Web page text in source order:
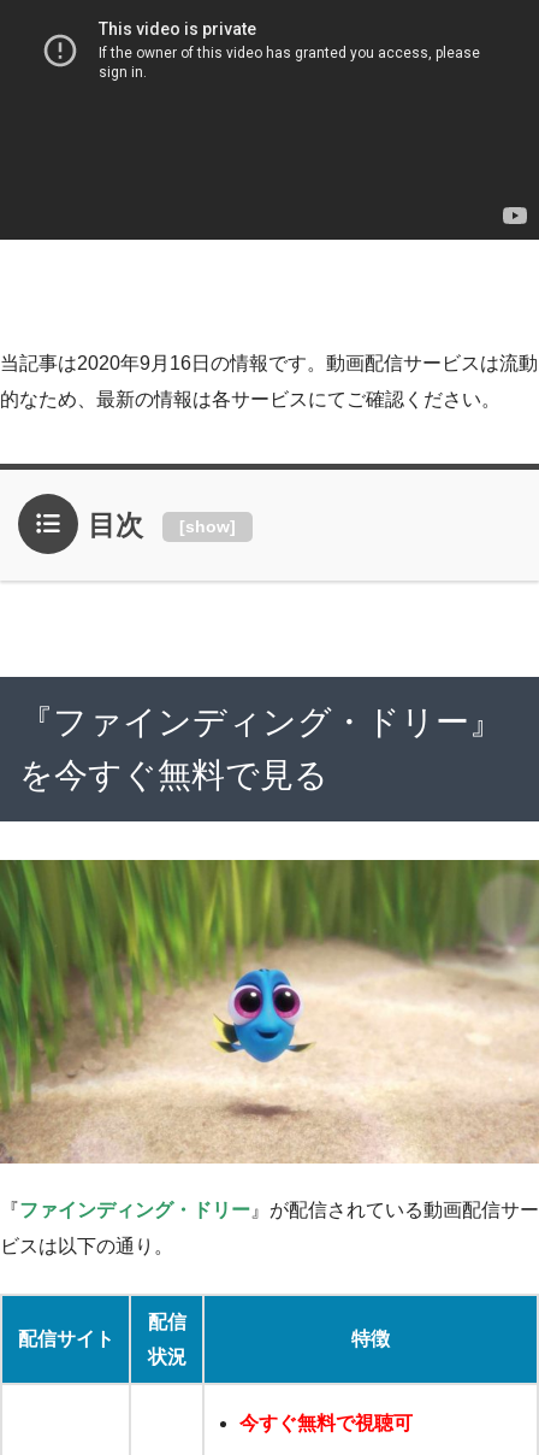
当記事は2020年9月16日の情報です。動画配信サービスは流動
的なため、最新の情報は各サービスにてご確認ください。
目次 [show]
『ファインディング・ドリー』
を今すぐ無料で見る
『ファインディング・ドリー 』が配信されている動画配信サー
ビスは以下の通り。
配信サイト
配信
状況
特徴
今すぐ無料で視聴可